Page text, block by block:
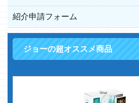
紹介申請フォーム
ジョーの超オススメ商品